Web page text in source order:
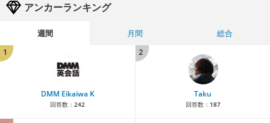
アンカーランキング
週間 月間
総合
1
DMM Eikaiwa K
回答数： 242
2
Taku
回答数： 187